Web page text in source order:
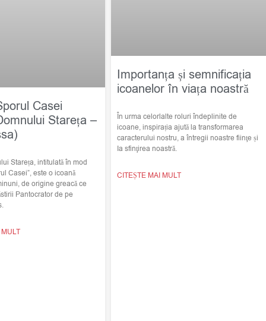
Casei
Stareța –
Stareța, intitulată în mod
Casei”, este o icoană
de origine greacă ce
Pantocrator de pe
Importanța și semnificația
icoanelor în viața noastră
În urma celorlalte roluri îndeplinite de
icoane, inspirația ajută la transformarea
caracterului nostru, a întregii noastre fiinţe și
Ia sfinţirea noastră.
CITEȘTE MAI MULT